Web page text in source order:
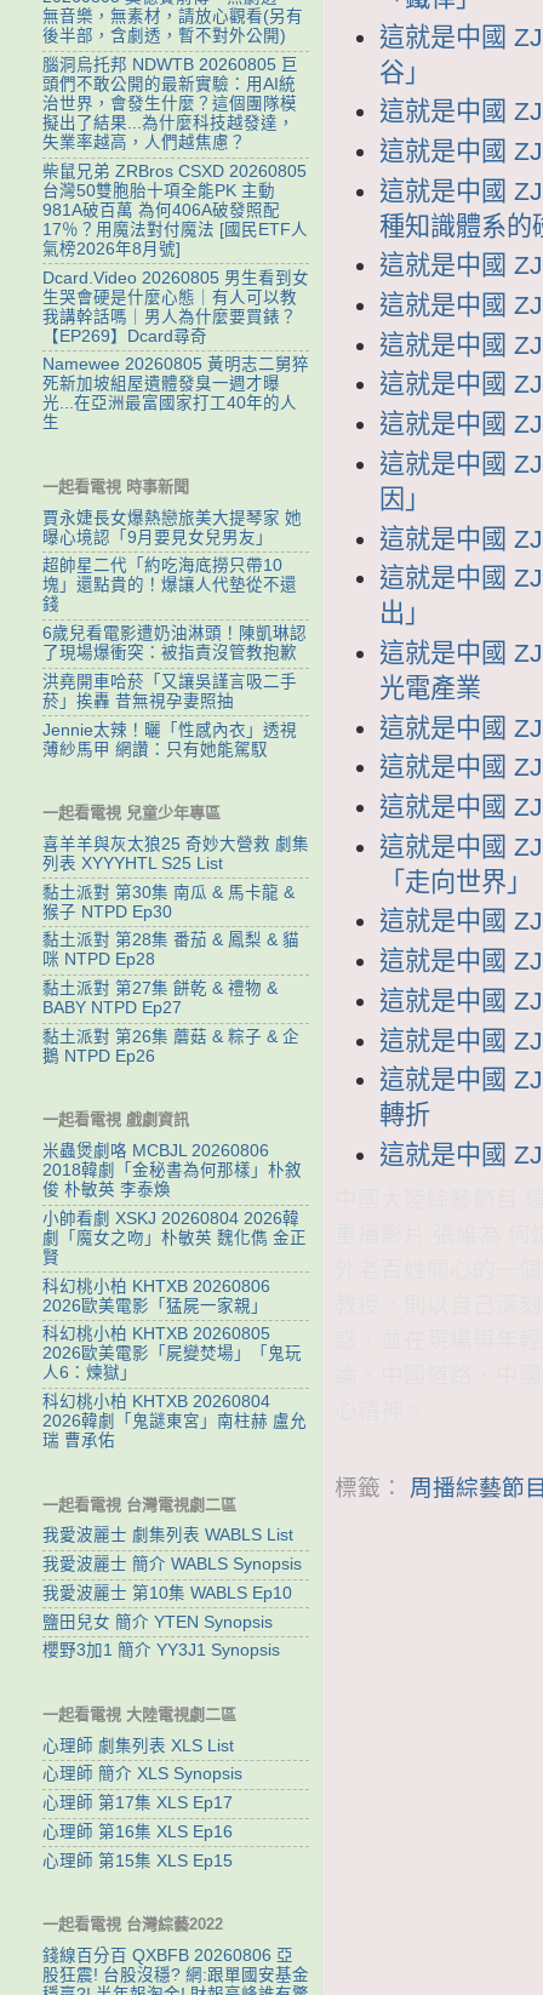
這就是中國
谷」
這就是中國
這就是中國
這就是中國
種知識體系的
這就是中國
這就是中國
這就是中國
這就是中國
這就是中國
這就是中國
因」
這就是中國
這就是中國
出」
這就是中國
光電產業
這就是中國
這就是中國
這就是中國
這就是中國
「走向世界」
這就是中國
這就是中國
這就是中國
這就是中國
這就是中國
轉折
這就是中國
標籤： 周播綜藝節
無音樂，無素材，請放心觀看(另有
後半部，含劇透，暫不對外公開)
腦洞烏托邦 NDWTB 20260805 巨
頭們不敢公開的最新實驗：用AI統
治世界，會發生什麼？這個團隊模
擬出了結果...為什麼科技越發達，
失業率越高，人們越焦慮？
柴鼠兄弟 ZRBros CSXD 20260805
台灣50雙胞胎十項全能PK 主動
981A破百萬 為何406A破發照配
17％？用魔法對付魔法 [國民ETF人
氣榜2026年8月號]
Dcard.Video 20260805 男生看到女
生哭會硬是什麼心態｜有人可以教
我講幹話嗎｜男人為什麼要買錶？
【EP269】Dcard尋奇
Namewee 20260805 黃明志二舅猝
死新加坡組屋遺體發臭一週才曝
光...在亞洲最富國家打工40年的人
生
一起看電視 時事新聞
賈永婕長女爆熱戀旅美大提琴家 她
曝心境認「9月要見女兒男友」
超帥星二代「約吃海底撈只帶10
塊」還點貴的！爆讓人代墊從不還
錢
6歲兒看電影遭奶油淋頭！陳凱琳認
了現場爆衝突：被指責沒管教抱歉
洪堯開車哈菸「又讓吳謹言吸二手
菸」挨轟 昔無視孕妻照抽
Jennie太辣！曬「性感內衣」透視
薄紗馬甲 網讚：只有她能駕馭
一起看電視 兒童少年專區
喜羊羊與灰太狼25 奇妙大營救 劇集
列表 XYYYHTL S25 List
黏土派對 第30集 南瓜 & 馬卡龍 &
猴子 NTPD Ep30
黏土派對 第28集 番茄 & 鳳梨 & 貓
咪 NTPD Ep28
黏土派對 第27集 餅乾 & 禮物 &
BABY NTPD Ep27
黏土派對 第26集 蘑菇 & 粽子 & 企
鵝 NTPD Ep26
一起看電視 戲劇資訊
米蟲煲劇咯 MCBJL 20260806
2018韓劇「金秘書為何那樣」朴敘
俊 朴敏英 李泰煥
小帥看劇 XSKJ 20260804 2026韓
劇「魔女之吻」朴敏英 魏化儁 金正
賢
科幻桃小柏 KHTXB 20260806
2026歐美電影「猛屍一家親」
科幻桃小柏 KHTXB 20260805
2026歐美電影「屍變焚場」「鬼玩
人6：煉獄」
科幻桃小柏 KHTXB 20260804
2026韓劇「鬼謎東宮」南柱赫 盧允
瑞 曹承佑
一起看電視 台灣電視劇二區
我愛波麗士 劇集列表 WABLS List
我愛波麗士 簡介 WABLS Synopsis
我愛波麗士 第10集 WABLS Ep10
鹽田兒女 簡介 YTEN Synopsis
櫻野3加1 簡介 YY3J1 Synopsis
一起看電視 大陸電視劇二區
心理師 劇集列表 XLS List
心理師 簡介 XLS Synopsis
心理師 第17集 XLS Ep17
心理師 第16集 XLS Ep16
心理師 第15集 XLS Ep15
一起看電視 台灣綜藝2022
錢線百分百 QXBFB 20260806 亞
股狂震! 台股沒穩? 網:跟單國安基金